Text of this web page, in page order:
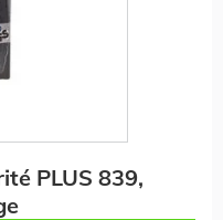
PLUS 839,